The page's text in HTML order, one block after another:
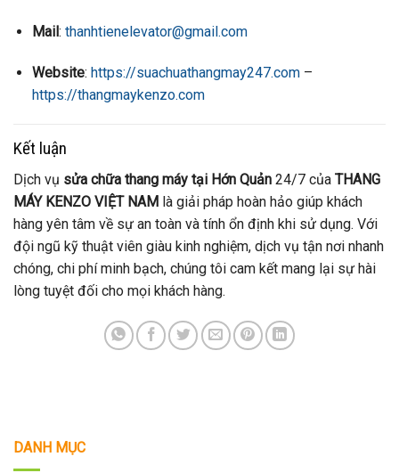
Mail: thanhtienelevator@gmail.com
Website: https://suachuathangmay247.com–
https://thangmaykenzo.com
Kết luận
Dịch vụ sửa chữa thang máy tại Hớn Quản 24/7 của THANG
MÁY KENZO VIỆT NAM là giải pháp hoàn hảo giúp khách
hàng yên tâm về sự an toàn và tính ổn định khi sử dụng. Với
đội ngũ kỹ thuật viên giàu kinh nghiệm, dịch vụ tận nơi nhanh
chóng, chi phí minh bạch, chúng tôi cam kết mang lại sự hài
lòng tuyệt đối cho mọi khách hàng.
DANH MỤC